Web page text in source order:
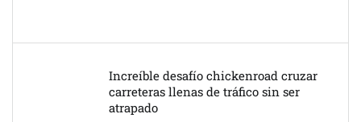
Increíble desafío chickenroad cruzar
carreteras llenas de tráfico sin ser
atrapado